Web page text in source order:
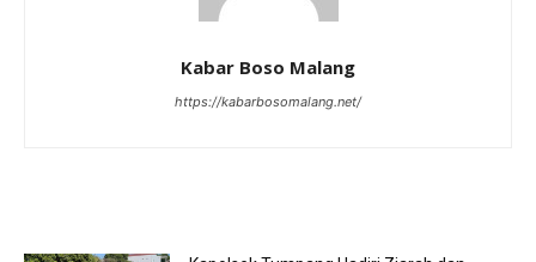
Kabar Boso Malang
https://kabarbosomalang.net/